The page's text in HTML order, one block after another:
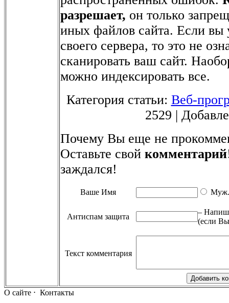
разрешает, он только
иных файлов сайта. Если вы
своего сервера, то это не
сканировать ваш сайт.
можно индексировать все.
Категория статьи: Веб-
2529 |
Почему Вы еще не
Оставьте свой комментарий
заждался!
Ваше Имя
Антиспам защита
–
(если Вы
Текст комментария
О сайте ⋅ Контакты